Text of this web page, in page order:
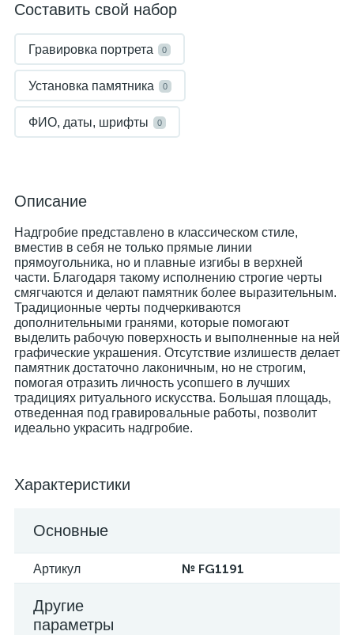
Составить свой набор
Гравировка портрета 0
Установка памятника 0
ФИО, даты, шрифты 0
Описание
Надгробие представлено в классическом стиле,
вместив в себя не только прямые линии
прямоугольника, но и плавные изгибы в верхней
части. Благодаря такому исполнению строгие черты
смягчаются и делают памятник более выразительным.
Традиционные черты подчеркиваются
дополнительными гранями, которые помогают
выделить рабочую поверхность и выполненные на ней
графические украшения. Отсутствие излишеств делает
памятник достаточно лаконичным, но не строгим,
помогая отразить личность усопшего в лучших
традициях ритуального искусства. Большая площадь,
отведенная под гравировальные работы, позволит
идеально украсить надгробие.
Характеристики
Основные
Артикул № FG1191
Другие
параметры